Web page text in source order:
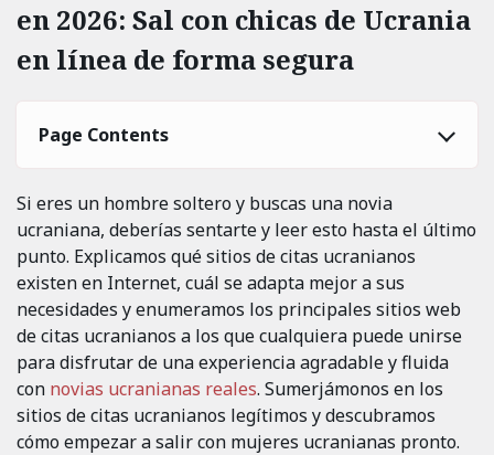
en 2026: Sal con chicas de Ucrania
en línea de forma segura
Page Contents
Si eres un hombre soltero y buscas una novia
ucraniana, deberías sentarte y leer esto hasta el último
punto. Explicamos qué sitios de citas ucranianos
existen en Internet, cuál se adapta mejor a sus
necesidades y enumeramos los principales sitios web
de citas ucranianos a los que cualquiera puede unirse
para disfrutar de una experiencia agradable y fluida
con novias ucranianas reales. Sumerjámonos en los
sitios de citas ucranianos legítimos y descubramos
cómo empezar a salir con mujeres ucranianas pronto.